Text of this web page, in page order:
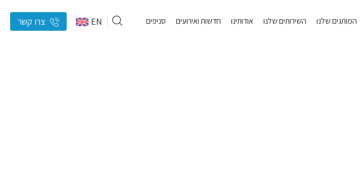
EN
צרו קשר המותגים שלנו השירותים שלנו אודותינו חדשות ואירועים סניפים